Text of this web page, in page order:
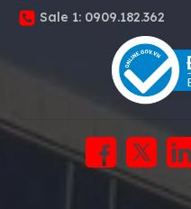
Sale 1: 0909.182.362